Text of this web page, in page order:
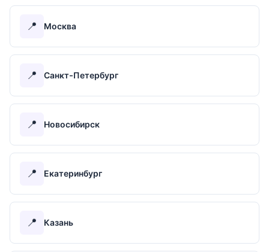
📍 Москва
📍 Санкт-Петербург
📍 Новосибирск
📍 Екатеринбург
📍 Казань